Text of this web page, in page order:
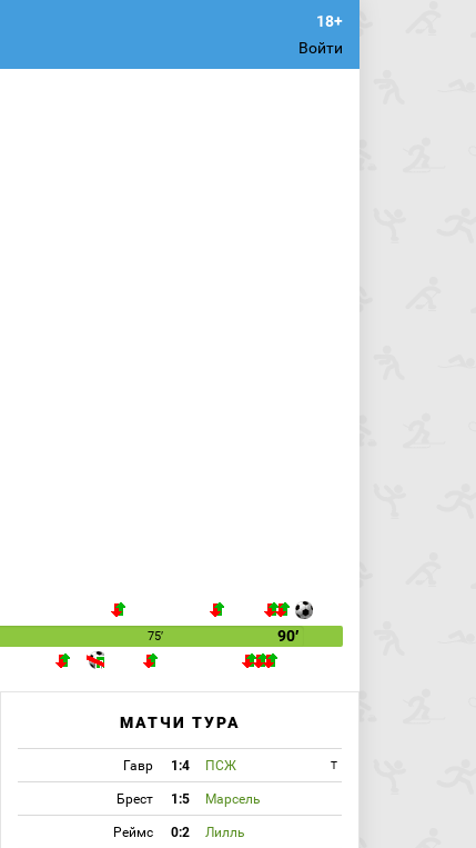
Войти
75′ 90′
МАТЧИ ТУРА
Гавр 1:4 ПСЖ T
Брест 1:5 Марсель
Реймс 0:2 Лилль